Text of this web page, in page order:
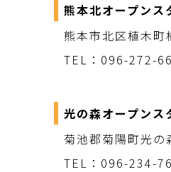
熊本北オープンス
熊本市北区植木
TEL：096-272-
光の森オープンス
菊池郡菊陽町光
TEL：096-234-